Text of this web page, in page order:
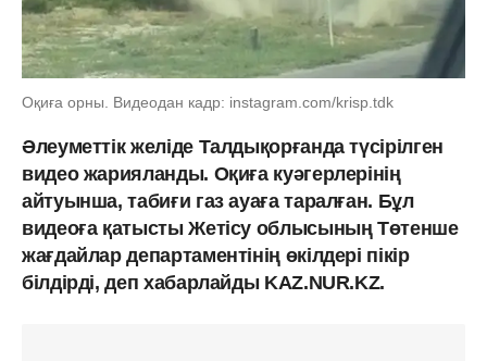
Оқиға орны. Видеодан кадр: instagram.com/krisp.tdk
Әлеуметтік желіде Талдықорғанда түсірілген
видео жарияланды. Оқиға куәгерлерінің
айтуынша, табиғи газ ауаға таралған. Бұл
видеоға қатысты Жетісу облысының Төтенше
жағдайлар департаментінің өкілдері пікір
білдірді, деп хабарлайды KAZ.NUR.KZ.